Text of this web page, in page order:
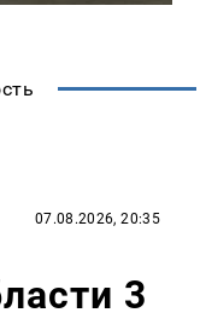
07.08.2026, 20:35
3